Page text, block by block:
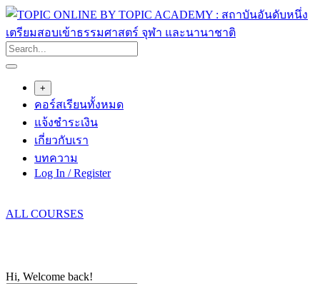
Skip
content
+
คอร์สเรียนทั้งหมด
แจ้งชำระเงิน
เกี่ยวกับเรา
บทความ
Log In / Register
ALL COURSES
Hi, Welcome back!